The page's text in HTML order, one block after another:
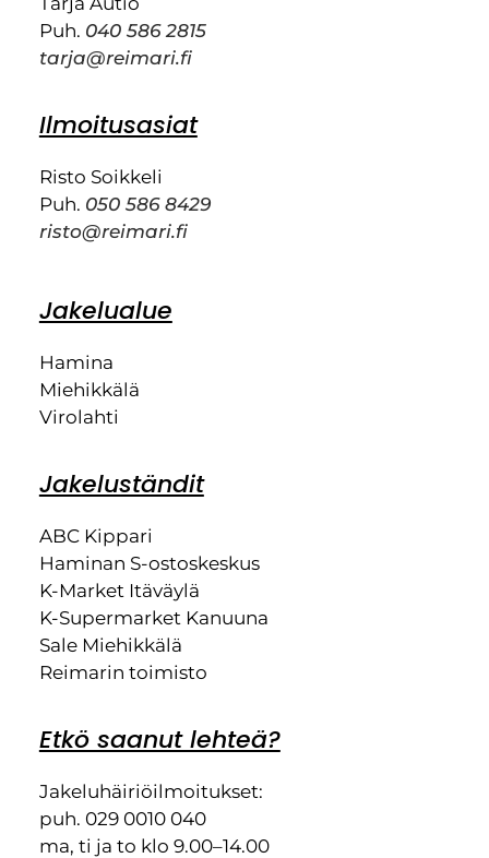
Puh. 040 586 2815
tarja@reimari.fi
Ilmoitusasiat
Risto Soikkeli
Puh. 050 586 8429
risto@reimari.fi
Jakelualue
Hamina
Miehikkälä
Virolahti
Jakeluständit
ABC Kippari
Haminan S-ostoskeskus
K-Market Itäväylä
K-Supermarket Kanuuna
Sale Miehikkälä
Reimarin toimisto
Etkö saanut lehteä?
Jakeluhäiriöilmoitukset:
puh. 029 0010 040
ma, ti ja to klo 9.00–14.00